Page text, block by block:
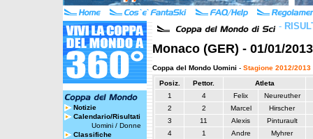
Notizie
Calendario/Risultati
Uomini / Donne
Classifiche
-
Monaco (GER) - 01/01/
Coppa del Mondo Uomini - Stagione 2012/2013
Posiz. Pettor.
Atleta
1
4 Felix
Neureuther
2
2 Marcel
Hirscher
3
11 Alexis
Pinturault
4
1 Andre
Myhrer